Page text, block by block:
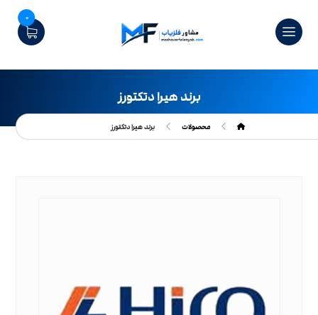
0
برند هیرا دتکتورز
محصولات برند هیرا دتکتورز